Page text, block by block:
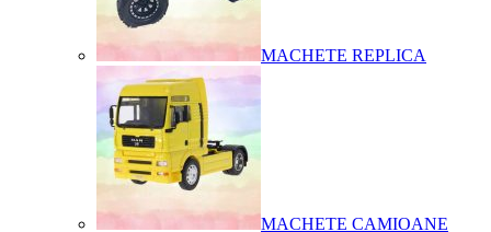
MACHETE REPLICA
MACHETE CAMIOANE